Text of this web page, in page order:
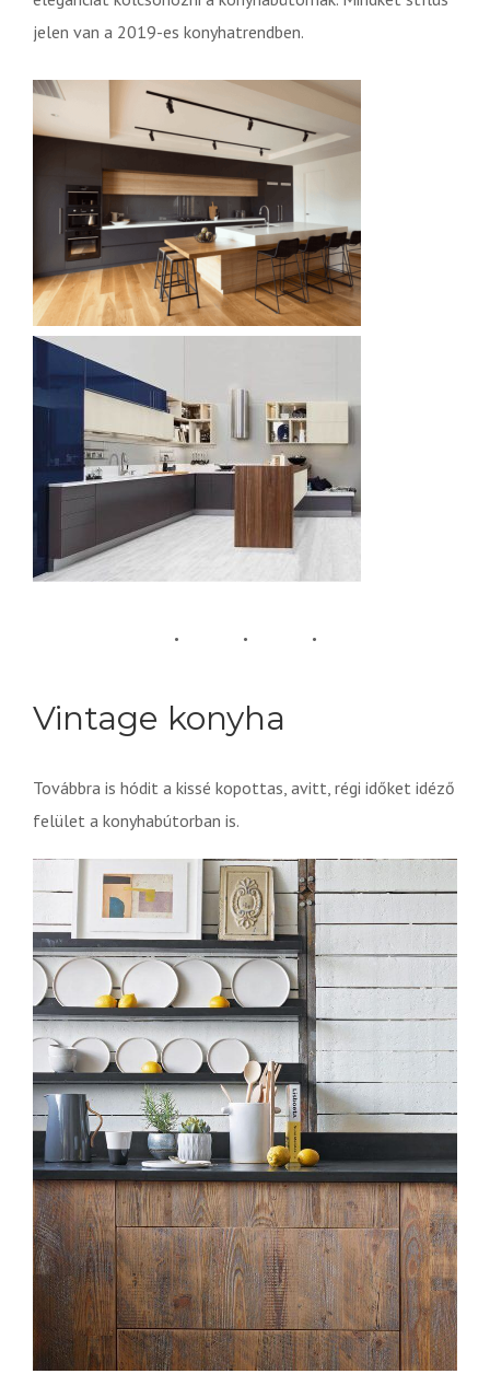
jelen van a 2019-es konyhatrendben.
Vintage konyha
Továbbra is hódit a kissé kopottas, avitt, régi időket idéző
felület a konyhabútorban is.